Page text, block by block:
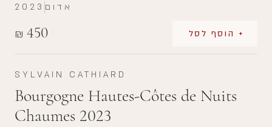
₪ 450 + הוסף לסל
2023 אדום
SYLVAIN CATHIARD
Bourgogne Hautes-Côtes de Nuits
Chaumes 2023